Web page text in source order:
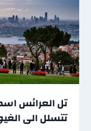
تل العرائس
تتسلل الى